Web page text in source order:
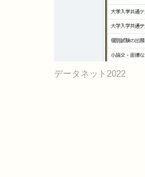
データネット2022